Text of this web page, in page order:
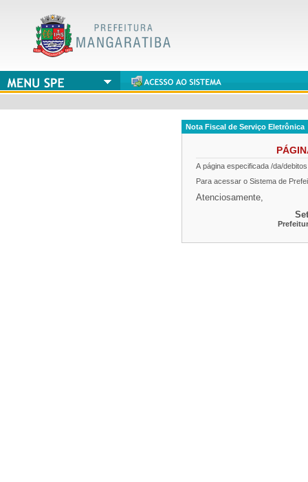
Nota Fiscal de Serviço Eletrônica
A página especificada /da/
Para acessar o Sistema de
Atenciosamente,